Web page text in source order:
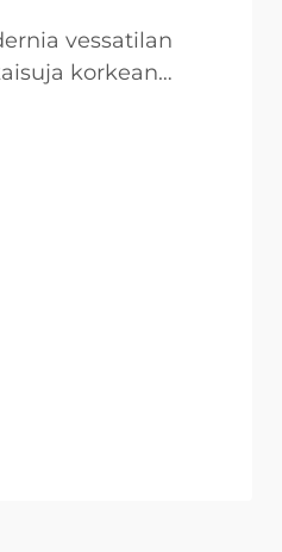
vessatilan
korkean
on